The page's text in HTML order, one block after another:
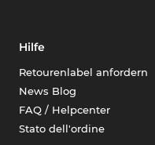
Hilfe
Retourenlabel anfordern
News Blog
FAQ / Helpcenter
Stato dell'ordine